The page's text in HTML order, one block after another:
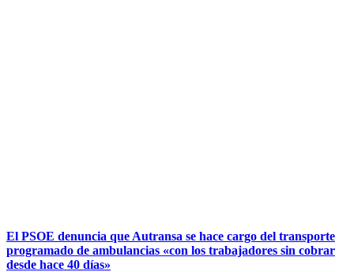
El PSOE denuncia que Autransa se hace cargo del transporte
programado de ambulancias «con los trabajadores sin cobrar
desde hace 40 días»